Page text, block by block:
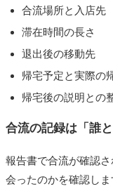
合流場所と入店先
滞在時間の長さ
退出後の移動先
帰宅予定と実際の
帰宅後の説明との
合流の記録は「誰
報告書で合流が確認
会ったのかを確認し